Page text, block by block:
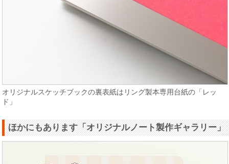
オリジナルスケッチブックの裏表紙はリング製本専用台紙の「レッ
ド」
ほかにもあります「オリジナルノート製作ギャラリー」